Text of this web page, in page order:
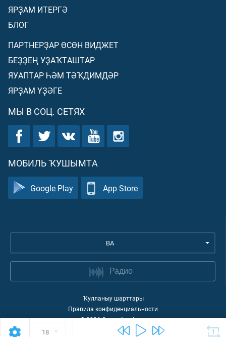
18
ЯРҘАМ ИТЕРГӘ
БЛОГ
ПАРТНЕРҘАР ӨСӨН ВИДЖЕТ
БЕҘҘЕҢ УҘАҠТАШТАР
ЯУАПТАР ҺӘМ ТӘҠДИМДӘР
ЯРҘАМ ҮҘӘГЕ
МЫ В СОЦ. СЕТЯХ
МОБИЛЬ ҠУШЫМТА
Google Play App Store
BA
Радио
Ҡулланыу шарттары
Правила конфиденциальности
©2026Quran Academy